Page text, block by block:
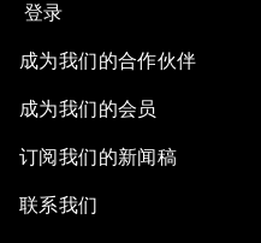
登录
成为我们的合作伙伴
成为我们的会员
订阅我们的新闻稿
联系我们